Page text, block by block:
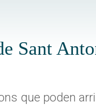
Sant
que poden